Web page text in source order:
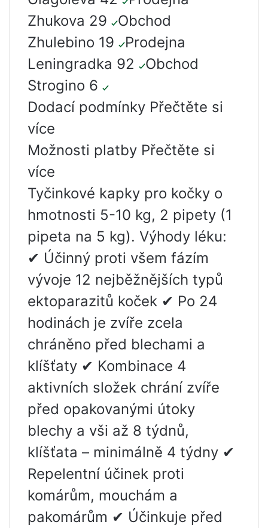
Zhukova 29
Obchod
Zhulebino 19
Prodejna
Leningradka 92
Obchod
Strogino 6
Dodací podmínky Přečtěte si
více
Možnosti platby Přečtěte si
více
Tyčinkové kapky pro kočky o
hmotnosti 5-10 kg, 2 pipety (1
pipeta na 5 kg). Výhody léku:
✔ Účinný proti všem fázím
vývoje 12 nejběžnějších typů
ektoparazitů koček ✔ Po 24
hodinách je zvíře zcela
chráněno před blechami a
klíšťaty ✔ Kombinace 4
aktivních složek chrání zvíře
před opakovanými útoky
blechy a vši až 8 týdnů,
klíšťata – minimálně 4 týdny ✔
Repelentní účinek proti
komárům, mouchám a
pakomárům ✔ Účinkuje před